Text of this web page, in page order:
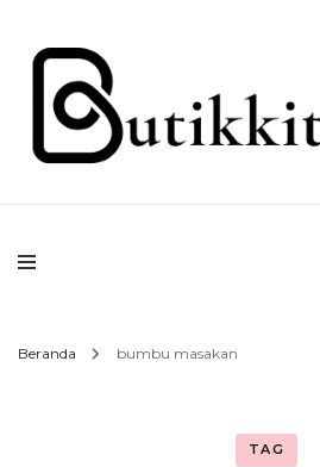
butikkita.com
Beranda bumbu masakan
TAG